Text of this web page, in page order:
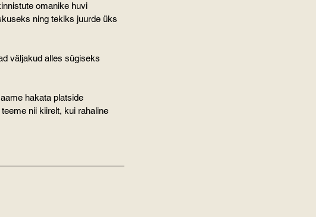
omanike huvi
ning tekiks juurde üks
väljakud alles sügiseks
hakata platside
nii kiirelt, kui rahaline